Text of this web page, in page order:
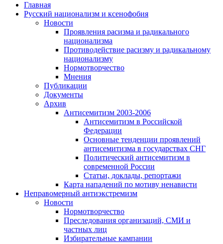
Главная
Русский национализм и ксенофобия
Новости
Проявления расизма и радикального
национализма
Противодействие расизму и радикальному
национализму
Нормотворчество
Мнения
Публикации
Документы
Архив
Антисемитизм 2003-2006
Антисемитизм в Российской
Федерации
Основные тенденции проявлений
антисемитизма в государствах СНГ
Политический антисемитизм в
современной России
Статьи, доклады, репортажи
Карта нападений по мотиву ненависти
Неправомерный антиэкстремизм
Новости
Нормотворчество
Преследования организаций, СМИ и
частных лиц
Избирательные кампании